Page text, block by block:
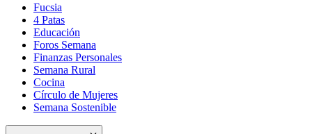
in
new
window
Fucsia
in
new
window
4 Patas
Educación
Foros Semana
Finanzas Personales
Semana Rural
Cocina
Círculo de Mujeres
Semana Sostenible